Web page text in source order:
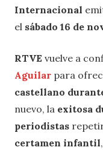
Internacional
el sábado 16 de
RTVE vuelve a
Aguilar para
castellano
nuevo, la exitosa
periodistas
certamen infantil